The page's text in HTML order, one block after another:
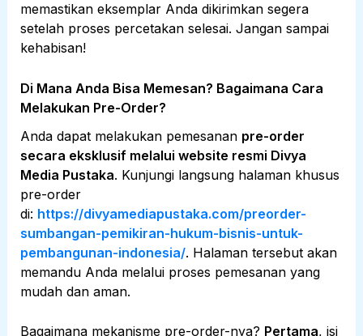
memastikan eksemplar Anda dikirimkan segera
setelah proses percetakan selesai. Jangan sampai
kehabisan!
Di Mana Anda Bisa Memesan? Bagaimana Cara
Melakukan Pre-Order?
Anda dapat melakukan pemesanan pre-order
secara eksklusif melalui website resmi Divya
Media Pustaka. Kunjungi langsung halaman khusus
pre-order
di: https://divyamediapustaka.com/preorder-
sumbangan-pemikiran-hukum-bisnis-untuk-
pembangunan-indonesia/. Halaman tersebut akan
memandu Anda melalui proses pemesanan yang
mudah dan aman.
Bagaimana mekanisme pre-order-nya? Pertama, isi